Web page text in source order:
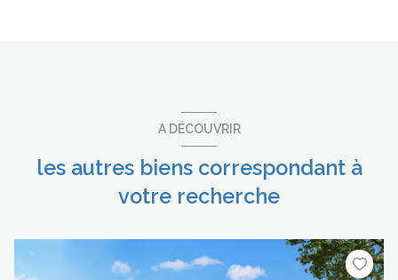
A DÉCOUVRIR
les autres biens correspondant à
votre recherche